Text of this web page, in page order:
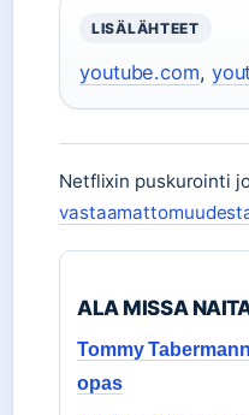
LISÄLÄHTEET
youtube.com,
Netflixin puskurointi
ALA MISSA
Tommy
opas